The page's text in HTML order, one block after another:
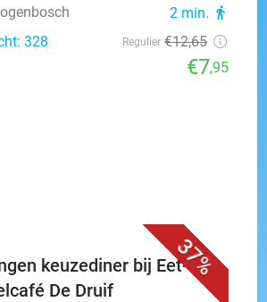
2 min. directions_walk
328 Regulier €12,65
€7,95
37%
keuzediner bij Eet- &
De Druif